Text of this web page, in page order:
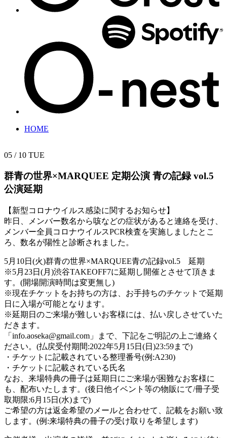
HOME
05 / 10 TUE
群青の世界×MARQUEE 定期公演 青の記録 vol.5
公演延期
【新型コロナウイルス感染に関するお知らせ】
昨日、メンバー数名から咳などの症状があると連絡を受け、
メンバー全員コロナウイルスPCR検査を実施しましたとこ
ろ、数名が陽性と診断されました。
5月10日(火)群青の世界×MARQUEE青の記録vol.5 延期
※5月23日(月)渋谷TAKEOFF7に延期し開催とさせて頂きま
す。(開場開演時間は変更無し)
※現在チケットをお持ちの方は、お手持ちのチケットで延期
日に入場が可能となります。
※延期日のご来場が難しいお客様には、払い戻しさせていた
だきます。
「info.aoseka@gmail.com」まで、下記をご明記の上ご連絡く
ださい。(払戻受付期間:2022年5月15日(日)23:59まで)
・チケットに記載されている整理番号(例:A230)
・チケットに記載されている氏名
なお、来場特典の冊子は延期日にご来場が困難なお客様に
も、配布いたします。(後日他イベント等の物販にて/冊子受
取期限:6月15日(水)まで)
ご希望の方は返金希望のメールと合わせて、記載をお願い致
します。(例:来場特典の冊子の受け取りを希望します)